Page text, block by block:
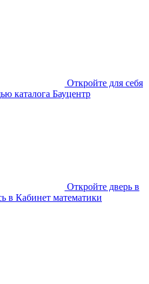
Откройте для себя
каталога Бауцентр
Откройте дверь в
в Кабинет математики